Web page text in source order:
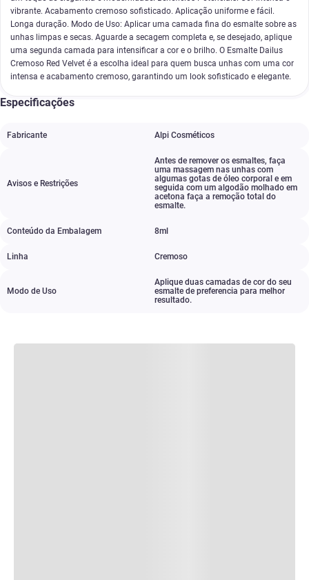
vibrante. Acabamento cremoso sofisticado. Aplicação uniforme e fácil.
Longa duração. Modo de Uso: Aplicar uma camada fina do esmalte sobre as
unhas limpas e secas. Aguarde a secagem completa e, se desejado, aplique
uma segunda camada para intensificar a cor e o brilho. O Esmalte Dailus
Cremoso Red Velvet é a escolha ideal para quem busca unhas com uma cor
intensa e acabamento cremoso, garantindo um look sofisticado e elegante.
Especificações
Fabricante Alpi Cosméticos
Avisos e Restrições
Antes de remover os esmaltes, faça
uma massagem nas unhas com
algumas gotas de óleo corporal e em
seguida com um algodão molhado em
acetona faça a remoção total do
esmalte.
Conteúdo da Embalagem 8ml
Linha Cremoso
Modo de Uso
Aplique duas camadas de cor do seu
esmalte de preferencia para melhor
resultado.